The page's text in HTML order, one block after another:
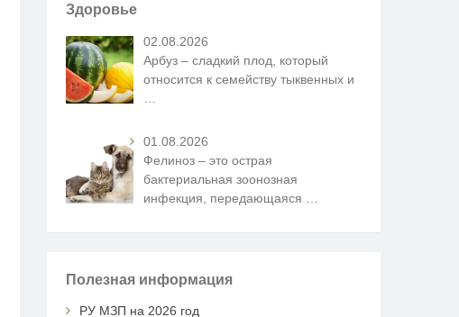
Здоровье
02.08.2026
Арбуз – сладкий плод, который
относится к семейству тыквенных и
01.08.2026
Фелиноз – это острая
бактериальная зоонозная
инфекция, передающаяся
Полезная информация
РУ МЗП на 2026 год